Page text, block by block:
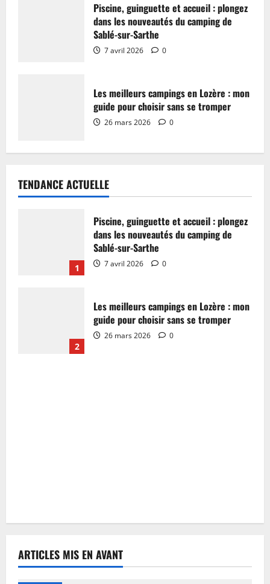
Piscine, guinguette et accueil : plongez
dans les nouveautés du camping de
Sablé-sur-Sarthe
7 avril 2026 0
Les meilleurs campings en Lozère : mon
guide pour choisir sans se tromper
26 mars 2026 0
TENDANCE ACTUELLE
1
Piscine, guinguette et accueil : plongez
dans les nouveautés du camping de
Sablé-sur-Sarthe
7 avril 2026 0
2
Les meilleurs campings en Lozère : mon
guide pour choisir sans se tromper
26 mars 2026 0
ARTICLES MIS EN AVANT